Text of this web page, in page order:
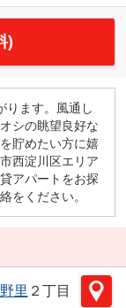
)
ります。風通し
シの眺望良好な
貯めたい方に嬉
西淀川区エリア
アパートをお探
をください。
野里 ２丁目